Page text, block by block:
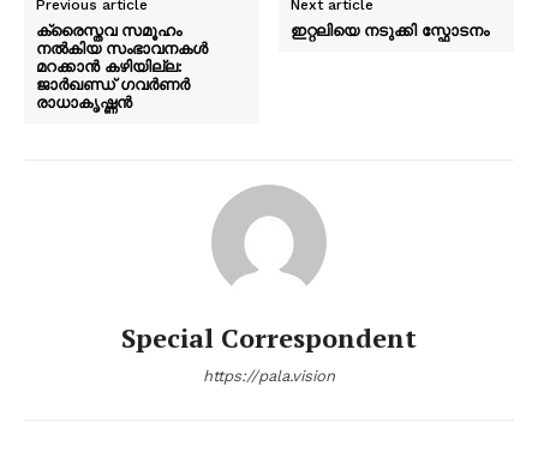
Previous article
ക്രൈസ്തവ സമൂഹം
നൽകിയ സംഭാവനകൾ
മറക്കാൻ കഴിയില്ല:
ജാർഖണ്ഡ് ഗവർണർ
രാധാകൃഷ്ണൻ
Next article
ഇറ്റലിയെ നടുക്കി സ്ഫോടനം
Special Correspondent
https://pala.vision